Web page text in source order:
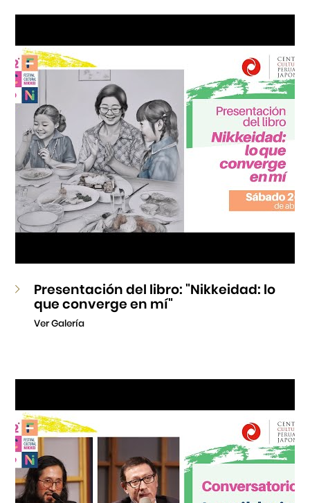
Museo de la Inmigración Japonesa
Fondo Editorial
Teatro Peruano Japonés
Presentación del libro: "Nikkeidad: lo
que converge en mí"
Ver Galería